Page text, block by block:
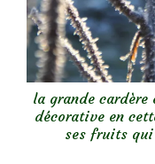
la grande cardère
décorative en
ses fruits qui